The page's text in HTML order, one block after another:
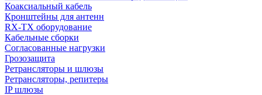
Коаксиальный кабель
Кронштейны для антенн
RX-TX оборудование
Кабельные сборки
Согласованные нагрузки
Грозозащита
Ретрансляторы и шлюзы
Ретрансляторы, репитеры
IP шлюзы